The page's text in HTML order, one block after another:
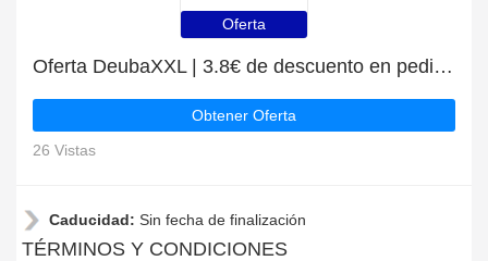
Oferta
Oferta DeubaXXL | 3.8€ de descuento en pedidos superiores a 67€
Obtener Oferta
26 Vistas
Caducidad: Sin fecha de finalización
TÉRMINOS Y CONDICIONES